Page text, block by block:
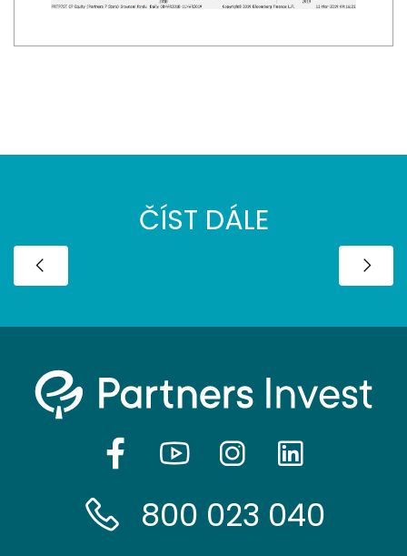
ČÍST DÁLE
800 023 040